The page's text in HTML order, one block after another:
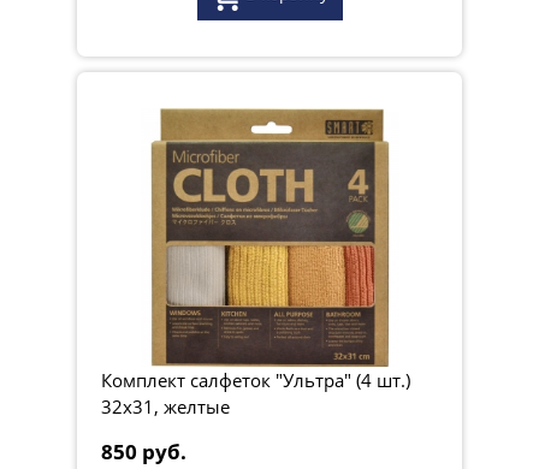
Комплект салфеток "Ультра" (4 шт.)
32х31, желтые
850 руб.